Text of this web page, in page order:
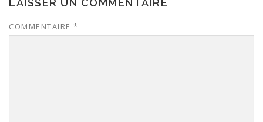
LAISSER UN COMMENTAIRE
COMMENTAIRE *